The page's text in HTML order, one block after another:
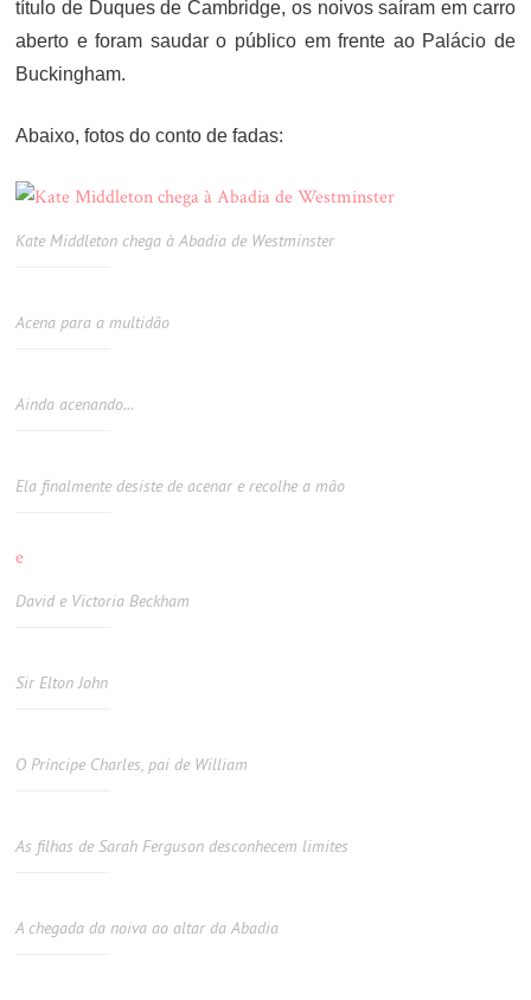
título de Duques de Cambridge, os noivos saíram em carro
aberto e foram saudar o público em frente ao Palácio de
Buckingham.
Abaixo, fotos do conto de fadas:
Kate Middleton chega à Abadia de Westminster
Acena para a multidão
Ainda acenando...
Ela finalmente desiste de acenar e recolhe a mão
e
David e Victoria Beckham
Sir Elton John
O Príncipe Charles, pai de William
As filhas de Sarah Ferguson desconhecem limites
A chegada da noiva ao altar da Abadia